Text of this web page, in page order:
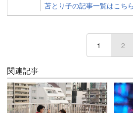
苫とり子の記事一覧はこちら
1 2
関連記事